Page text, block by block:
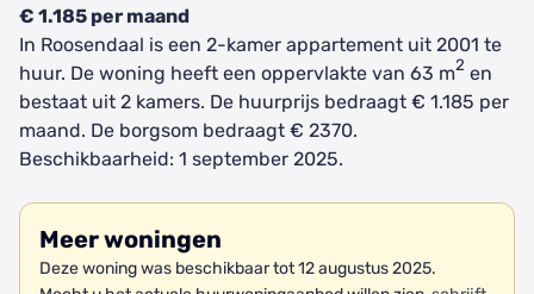
€ 1.185 per maand
In Roosendaal is een 2-kamer appartement uit 2001 te
huur. De woning heeft een oppervlakte van 63 m2 en
bestaat uit 2 kamers. De huurprijs bedraagt € 1.185 per
maand. De borgsom bedraagt € 2370.
Beschikbaarheid: 1 september 2025.
Meer woningen
Deze woning was beschikbaar tot 12 augustus 2025.